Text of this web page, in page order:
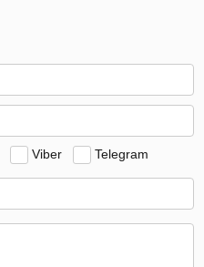
Viber Telegram